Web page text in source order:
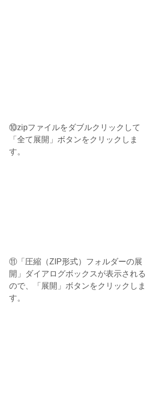
⑩zipファイルをダブルクリックして
「全て展開」ボタンをクリックしま
す。
⑪「圧縮（ZIP形式）フォルダーの展
開」ダイアログボックスが表示される
ので、「展開」ボタンをクリックしま
す。